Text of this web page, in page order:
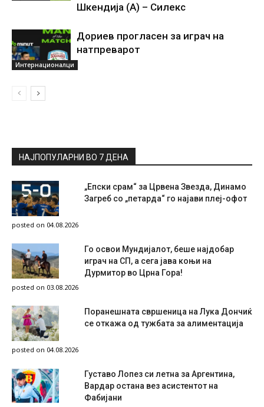
Шкендија (А) – Силекс
Интернационалци
Дориев прогласен за играч на
натпреварот
НАЈПОПУЛАРНИ ВО 7 ДЕНА
„Епски срам“ за Црвена Звезда, Динамо
Загреб со „петарда“ го најави плеј-офот
posted on 04.08.2026
Го освои Мундијалот, беше најдобар
играч на СП, а сега јава коњи на
Дурмитор во Црна Гора!
posted on 03.08.2026
Поранешната свршеница на Лука Дончиќ
се откажа од тужбата за алиментација
posted on 04.08.2026
Густаво Лопез си летна за Аргентина,
Вардар остана вез асистентот на
Фабијани